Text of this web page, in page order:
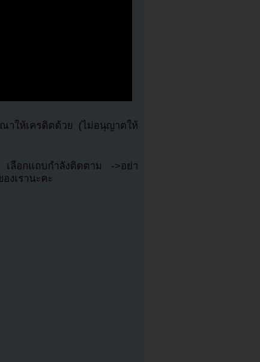
าให้เครดิตด้วย (ไม่อนุญาตให้
เลือกแถบกำลังติดตาม ->อย่า
งเรานะคะ